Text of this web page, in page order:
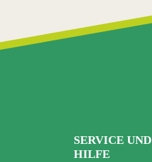
SERVICE UND
HILFE